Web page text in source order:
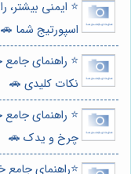
⭐️ ایمنی
اسپورتیج شما 🚗
⭐️ راهنمای
نکات کلیدی 🚗
⭐️ راهنمای جامع
چرخ و یدک 🚗
⭐️راهنمای جامع